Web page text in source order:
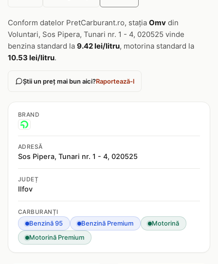
Conform datelor PretCarburant.ro, stația Omv din
Voluntari, Sos Pipera, Tunari nr. 1 - 4, 020525 vinde
benzina standard la 9.42 lei/litru, motorina standard la
10.53 lei/litru.
Știi un preț mai bun aici?Raportează-l
BRAND
ADRESĂ
Sos Pipera, Tunari nr. 1 - 4, 020525
JUDEȚ
Ilfov
CARBURANȚI
Benzină 95 Benzină Premium
Motorină
Motorină Premium